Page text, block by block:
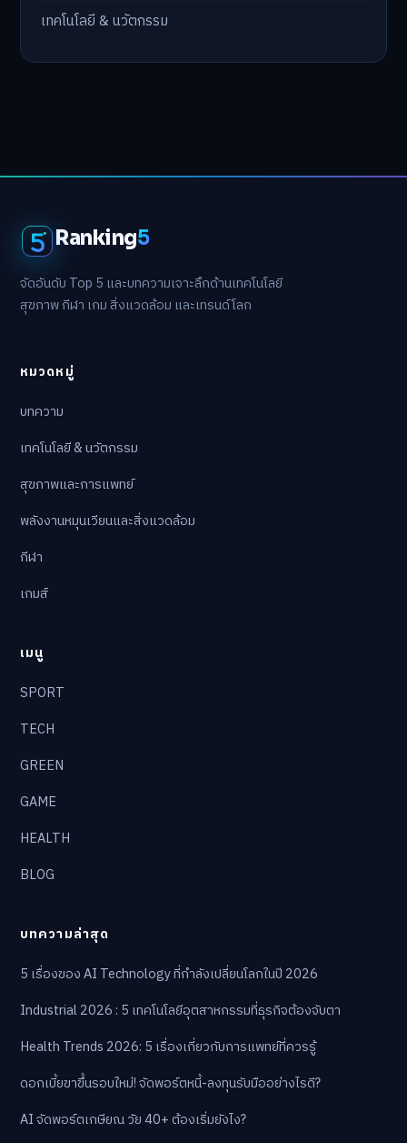
เทคโนโลยี & นวัตกรรม
Ranking5
จัดอันดับ Top 5 และบทความเจาะลึกด้านเทคโนโลยี
สุขภาพ กีฬา เกม สิ่งแวดล้อม และเทรนด์โลก
หมวดหมู่
บทความ
เทคโนโลยี & นวัตกรรม
สุขภาพและการแพทย์
พลังงานหมุนเวียนและสิ่งแวดล้อม
กีฬา
เกมส์
เมนู
SPORT
TECH
GREEN
GAME
HEALTH
BLOG
บทความล่าสุด
5 เรื่องของ AI Technology ที่กำลังเปลี่ยนโลกในปี 2026
Industrial 2026 : 5 เทคโนโลยีอุตสาหกรรมที่ธุรกิจต้องจับตา
Health Trends 2026: 5 เรื่องเกี่ยวกับการแพทย์ที่ควรรู้
ดอกเบี้ยขาขึ้นรอบใหม่! จัดพอร์ตหนี้-ลงทุนรับมืออย่างไรดี?
AI จัดพอร์ตเกษียณ วัย 40+ ต้องเริ่มยังไง?